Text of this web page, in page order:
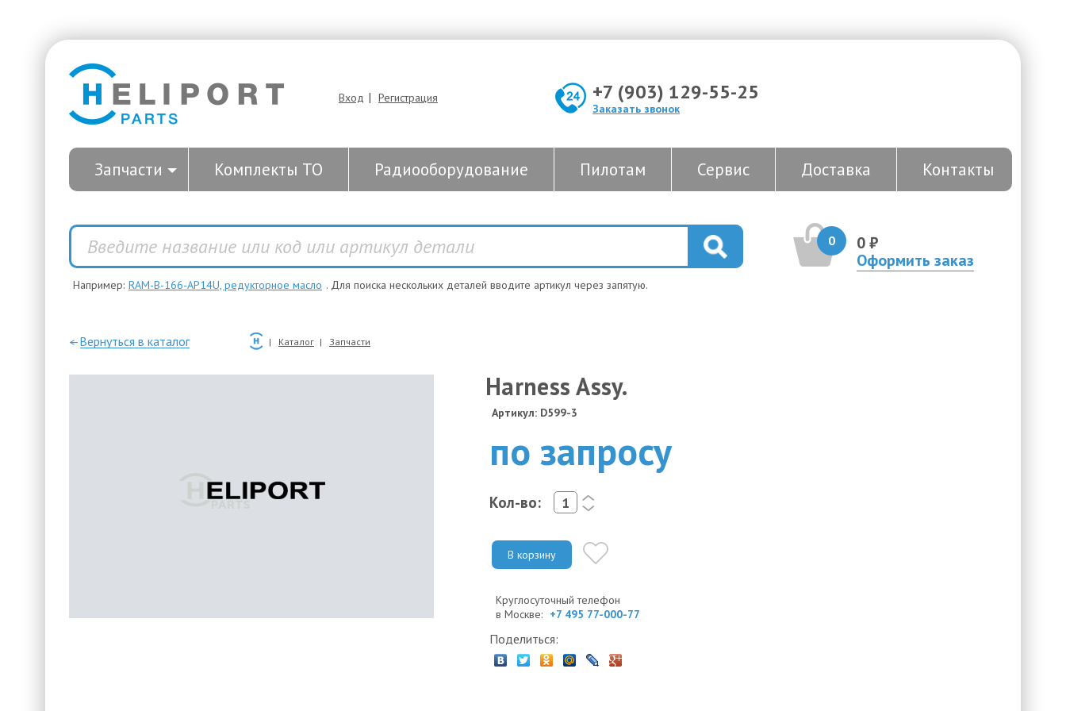
Вход | Регистрация +7 (903) 129-55-25
Заказать звонок
Запчасти Комплекты ТО Радиооборудование Пилотам Сервис Доставка Контакты
0
0 ₽
Оформить заказ
Например: RAM-B-166-AP14U, редукторное масло . Для поиска нескольких деталей вводите артикул через запятую.
—Вернуться в каталог Каталог Запчасти
Harness Assy.
Артикул: D599-3
по запросу
Кол-во:
<
>
В корзину
Круглосуточный телефон
в Москве: +7 495 77-000-77
Поделиться: